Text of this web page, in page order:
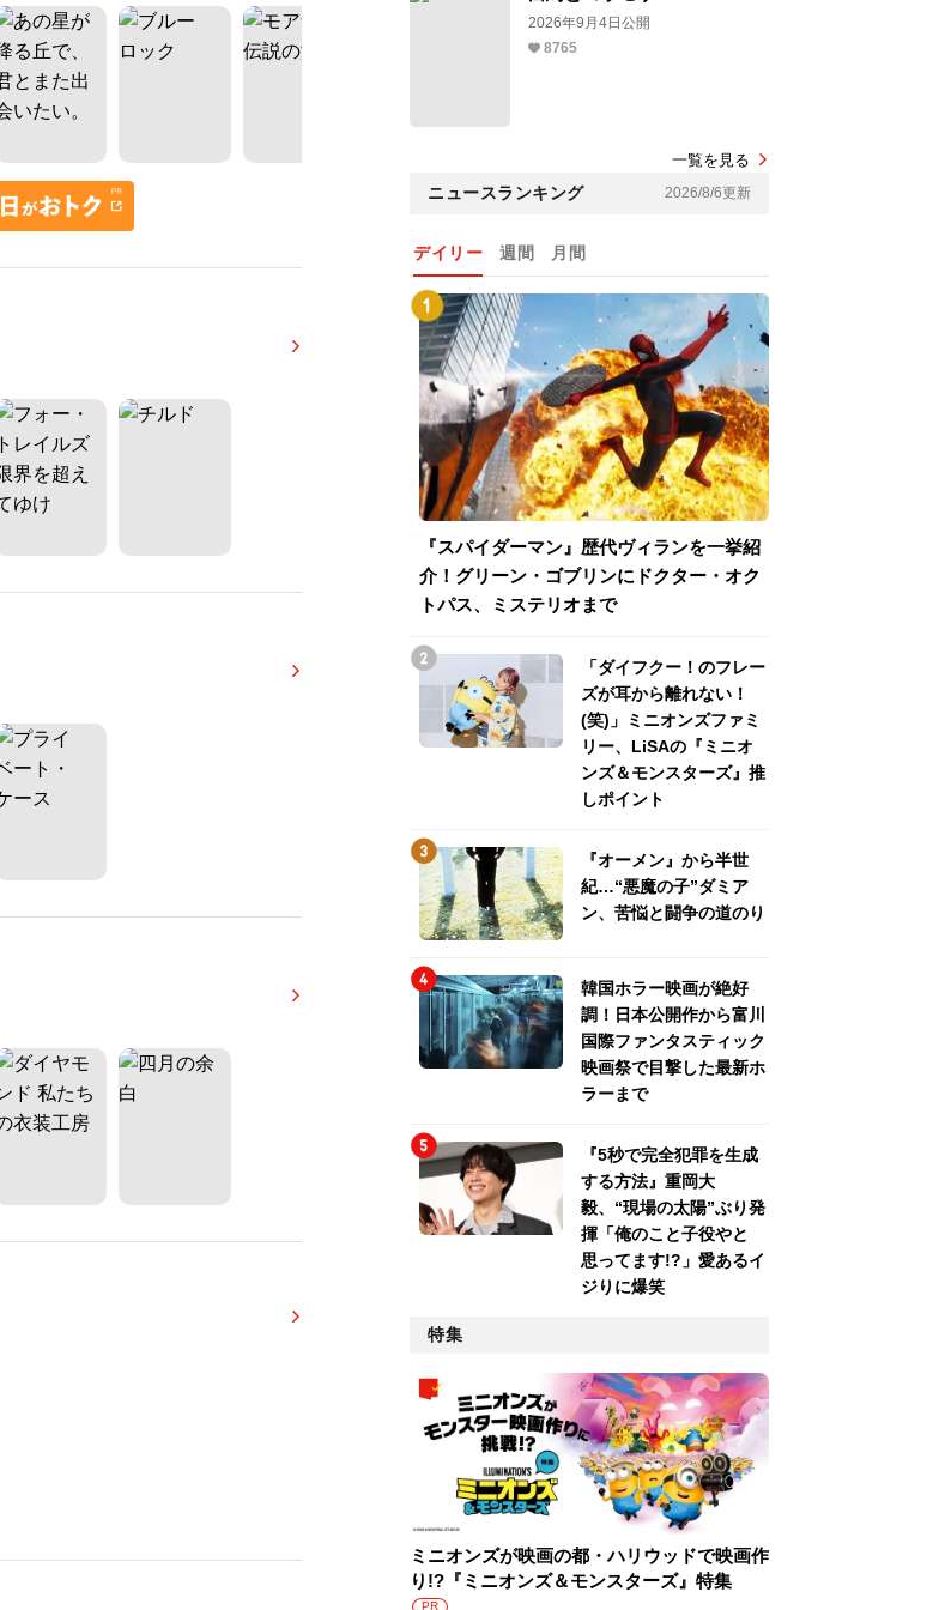
2026年9月4日公開
8765
一覧を見る
ニュースランキング 2026/8/6更新
デイリー 週間 月間
『スパイダーマン』歴代ヴィランを一挙紹
介！グリーン・ゴブリンにドクター・オク
トパス、ミステリオまで
「ダイフクー！のフレー
ズが耳から離れない！
(笑)」ミニオンズファミ
リー、LiSAの『ミニオ
ンズ＆モンスターズ』推
しポイント
『オーメン』から半世
紀…“悪魔の子”ダミア
ン、苦悩と闘争の道のり
韓国ホラー映画が絶好
調！日本公開作から富川
国際ファンタスティック
映画祭で目撃した最新ホ
ラーまで
『5秒で完全犯罪を生成
する方法』重岡大
毅、“現場の太陽”ぶり発
揮「俺のこと子役やと
思ってます!?」愛あるイ
ジりに爆笑
特集
ミニオンズが映画の都・ハリウッドで映画作
り!?『ミニオンズ＆モンスターズ』特集
PR